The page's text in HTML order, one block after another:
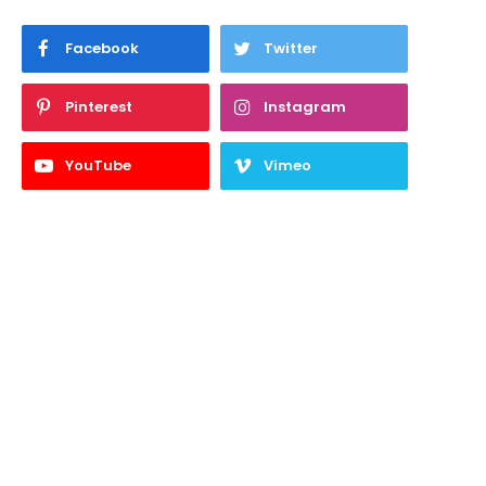
Facebook Twitter
Pinterest Instagram
YouTube Vimeo